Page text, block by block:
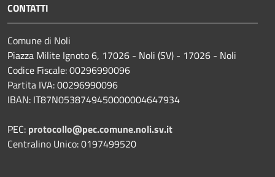
CONTATTI
Comune di Noli
Piazza Milite Ignoto 6, 17026 - Noli (SV) - 17026 - Noli
Codice Fiscale: 00296990096
Partita IVA: 00296990096
IBAN: IT87N0538749450000004647934
PEC: protocollo@pec.comune.noli.sv.it
Centralino Unico: 0197499520